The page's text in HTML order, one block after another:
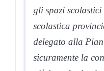
gli spazi
scolastica
delegato alla
sicuramente la